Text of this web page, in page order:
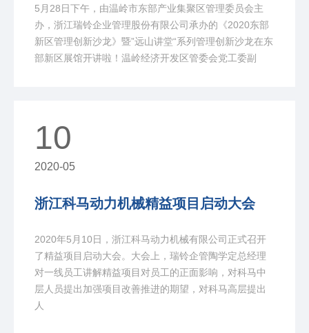
5月28日下午，由温岭市东部产业集聚区管理委员会主
办，浙江瑞铃企业管理股份有限公司承办的《2020东部
新区管理创新沙龙》暨”远山讲堂“系列管理创新沙龙在东
部新区展馆开讲啦！温岭经济开发区管委会党工委副
10
2020-05
浙江科马动力机械精益项目启动大会
2020年5月10日，浙江科马动力机械有限公司正式召开
了精益项目启动大会。大会上，瑞铃企管陶学定总经理
对一线员工讲解精益项目对员工的正面影响，对科马中
层人员提出加强项目改善推进的期望，对科马高层提出
人